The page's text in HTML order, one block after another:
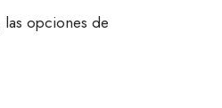
opciones de